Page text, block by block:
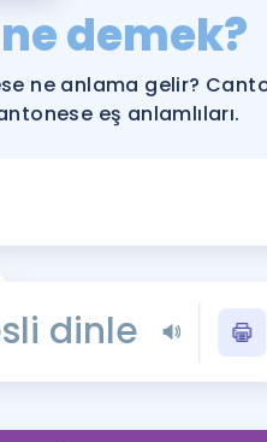
YDS ve YÖKDİL
YDS ve YÖKDİL'e
Tüm ÖSYM
YDS - YÖKDİL
İngilizce
ne demek?
ne anlama gelir?
eş anlamlıları.
dinle